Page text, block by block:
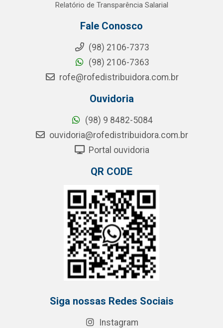
Relatório de Transparência Salarial
Fale Conosco
(98) 2106-7373
(98) 2106-7363
rofe@rofedistribuidora.com.br
Ouvidoria
(98) 9 8482-5084
ouvidoria@rofedistribuidora.com.br
Portal ouvidoria
QR CODE
Siga nossas Redes Sociais
Instagram